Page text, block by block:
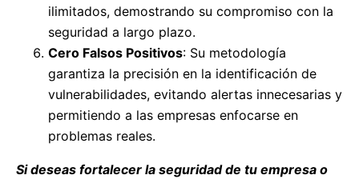
ilimitados, demostrando su compromiso con la
seguridad a largo plazo.
Cero Falsos Positivos: Su metodología
garantiza la precisión en la identificación de
vulnerabilidades, evitando alertas innecesarias y
permitiendo a las empresas enfocarse en
problemas reales.
Si deseas fortalecer la seguridad de tu empresa o